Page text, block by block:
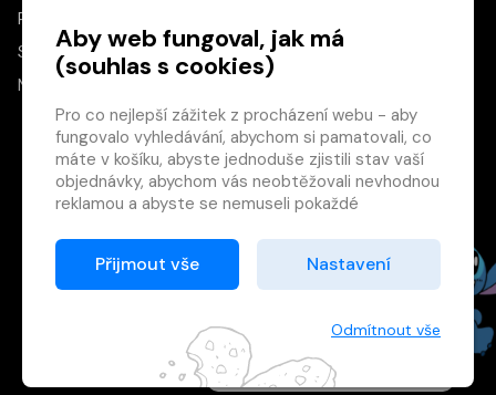
×
Máte u nás již
registrovaný
účet?
Registrací získáte slevu
na zboží ve výši 15 %
Registrovat
PO–PÁ
SO
10:00–13:00
NE
Zásady cookies
Aby web fungoval, jak má
(souhlas s cookies)
Pro co nejlepší zážitek z procházení webu - aby
fungovalo vyhledávání, abychom si pamatovali, co
máte v košíku, abyste jednoduše zjistili stav vaší
objednávky, abychom vás neobtěžovali nevhodnou
reklamou a abyste se nemuseli pokaždé
Proto od vás potřebujeme souhlas se
zpracováním souborů cookies
Děkujeme, že nám ho dáte a pomůžete nám tak
Přijmout vše Nastavení
Odmítnout vše